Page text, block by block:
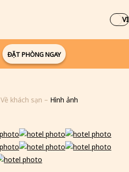
VI
ĐẶT PHÒNG NGAY
Về khách sạn – Hình ảnh